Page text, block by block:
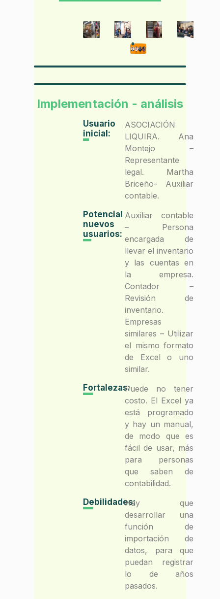
Implementación - análisis
Usuario
inicial:
ASOCIACIÓN
LIQUIRA. Ana
Montejo –
Representante
legal. Martha
Briceño- Auxiliar
contable.
Potencial
nuevos
usuarios:
Auxiliar contable
– Persona
encargada de
llevar el inventario
y las cuentas en
la empresa.
Contador –
Revisión de
inventario.
Empresas
similares – Utilizar
el mismo formato
de Excel o uno
similar.
Fortalezas:Puede no tener
costo. El Excel ya
está programado
y hay un manual,
de modo que es
fácil de usar, más
para personas
que saben de
contabilidad.
Debilidades:Hay que
desarrollar una
función de
importación de
datos, para que
puedan registrar
lo de años
pasados.